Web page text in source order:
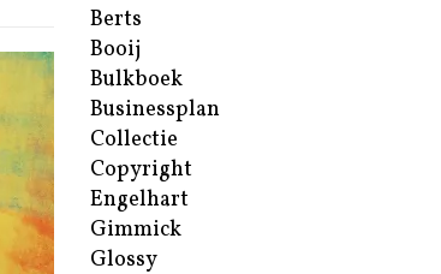
Berts
Booij
Bulkboek
Businessplan
Collectie
Copyright
Engelhart
Gimmick
Glossy